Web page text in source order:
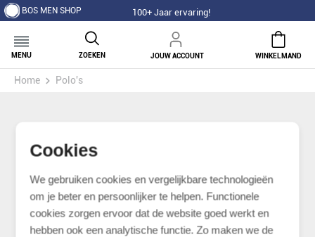
Cookies
We gebruiken cookies en vergelijkbare technologieën
om je beter en persoonlijker te helpen. Functionele
cookies zorgen ervoor dat de website goed werkt en
hebben ook een analytische functie. Zo maken we de
BOS MEN SHOP 100+ Jaar ervaring!
MENU ZOEKEN JOUW ACCOUNT WINKELMAND
Home Polo's